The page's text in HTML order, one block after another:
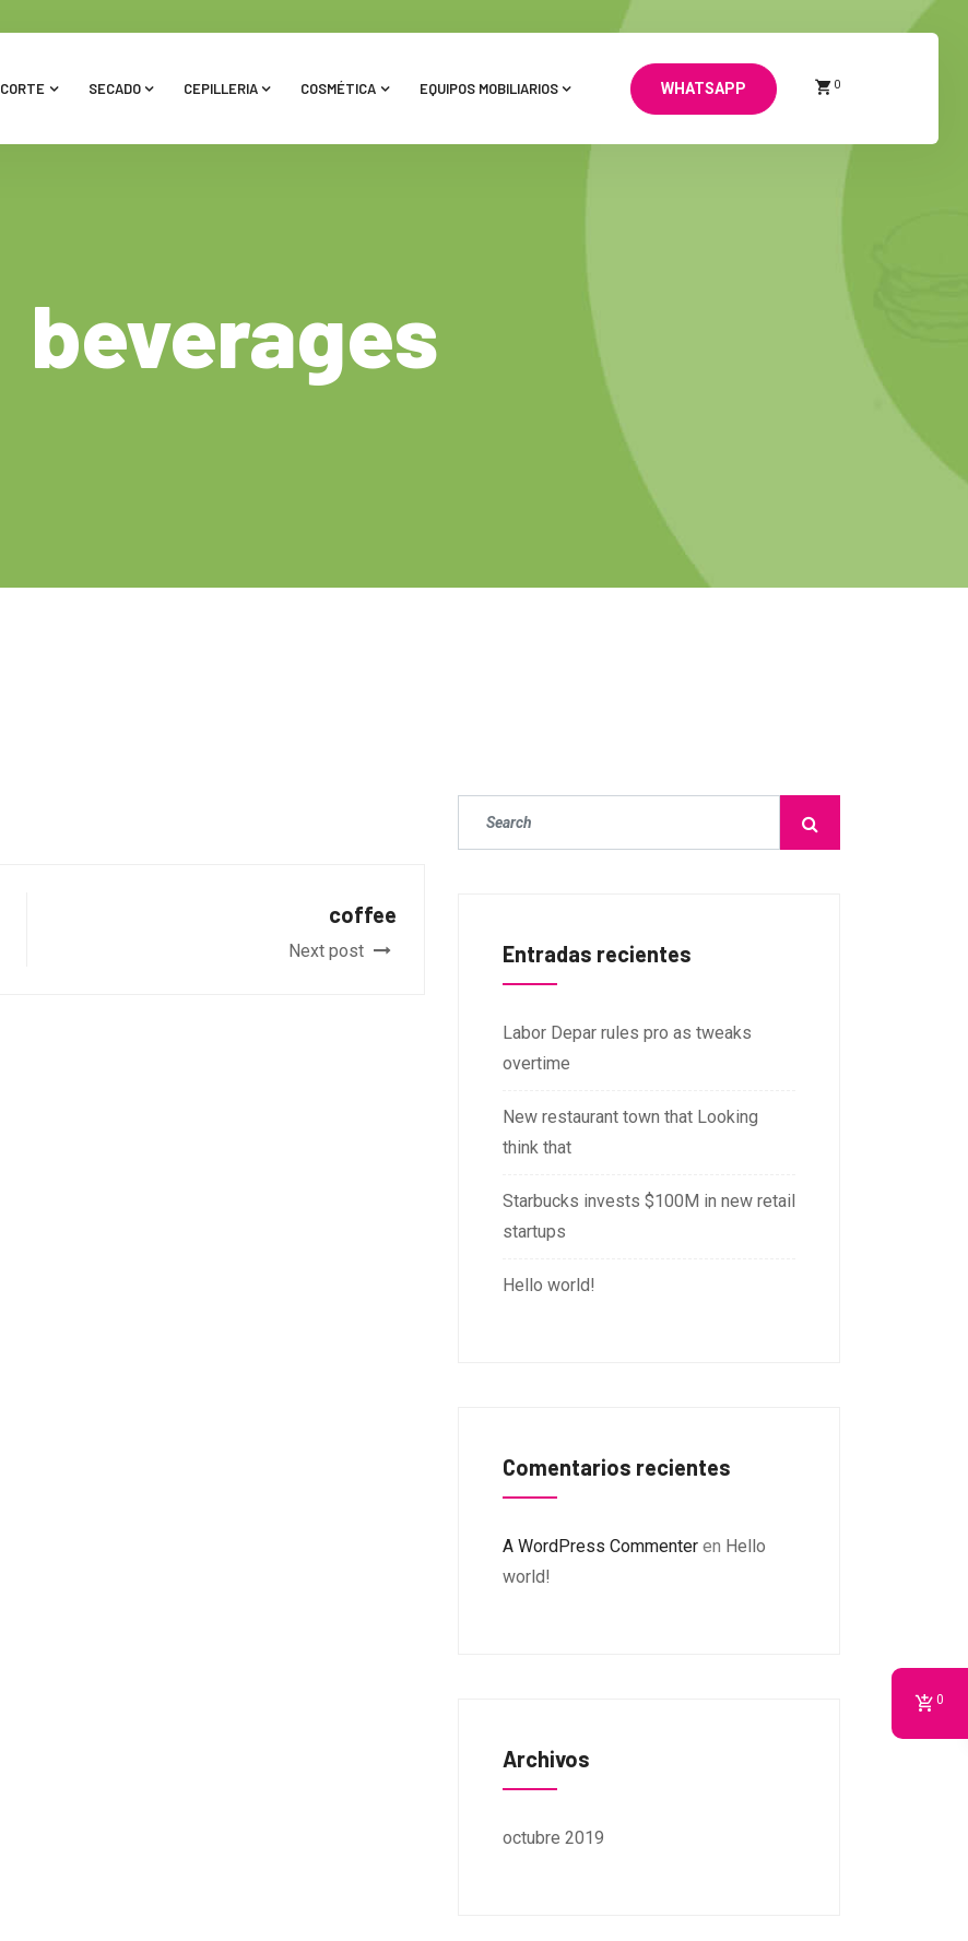
CORTE SECADO CEPILLERIA COSMÉTICA EQUIPOS MOBILIARIOS WHATSAPP 0
beverages
coffee
Next post Entradas recientes
Labor Depar rules pro as tweaks
overtime
New restaurant town that Looking
think that
Starbucks invests $100M in new retail
startups
Hello world!
Comentarios recientes
A WordPress Commenter en Hello
world!
Archivos
octubre 2019
0